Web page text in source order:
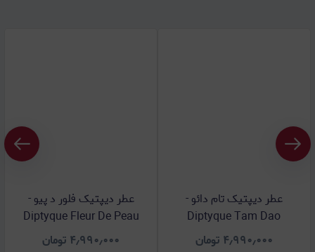
عطر دیپتیک تام دائو -
Diptyque Tam Dao
۴٫۹۹۰٫۰۰۰ تومان
عطر دیپتیک فلور د پیو -
Diptyque Fleur De Peau
۴٫۹۹۰٫۰۰۰ تومان